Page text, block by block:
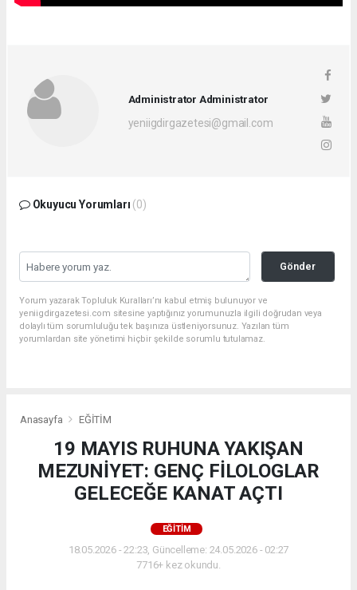
Administrator Administrator
yeniigdirgazetesi@gmail.com
Okuyucu Yorumları (0)
Gönder
Yorum yazarak Topluluk Kuralları’nı kabul etmiş bulunuyor ve
yeniigdirgazetesi.com sitesine yaptığınız yorumunuzla ilgili doğrudan veya
dolaylı tüm sorumluluğu tek başınıza üstleniyorsunuz. Yazılan tüm
yorumlardan site yönetimi hiçbir şekilde sorumlu tutulamaz.
Anasayfa EĞİTİM
19 MAYIS RUHUNA YAKIŞAN
MEZUNİYET: GENÇ FİLOLOGLAR
GELECEĞE KANAT AÇTI
EĞİTİM
18.05.2026 - 22:23, Güncelleme: 24.05.2026 - 02:27
7716+ kez okundu.